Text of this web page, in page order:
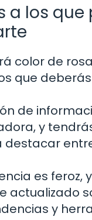
a los que
color de
que
de
y
destacar
es feroz, y
actualizado
y